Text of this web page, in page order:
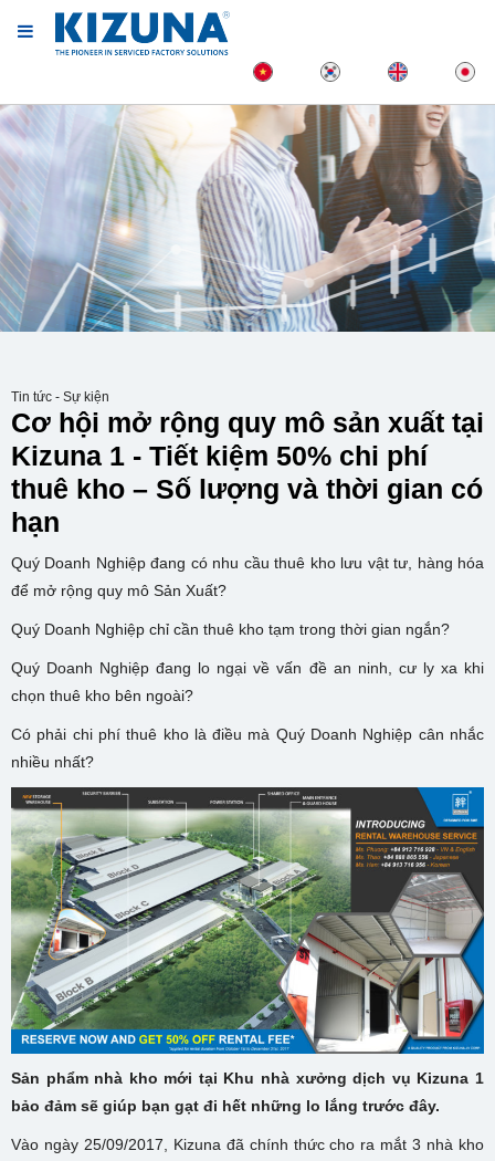
Tin tức - Sự kiện
Cơ hội mở rộng quy mô sản xuất tại
Kizuna 1 - Tiết kiệm 50% chi phí
thuê kho – Số lượng và thời gian có
hạn
Quý Doanh Nghiệp đang có nhu cầu thuê kho lưu vật tư, hàng hóa
để mở rộng quy mô Sản Xuất?
Quý Doanh Nghiệp chỉ cần thuê kho tạm trong thời gian ngắn?
Quý Doanh Nghiệp đang lo ngại về vấn đề an ninh, cư ly xa khi
chọn thuê kho bên ngoài?
Có phải chi phí thuê kho là điều mà Quý Doanh Nghiệp cân nhắc
nhiều nhất?
Sản phẩm nhà kho mới tại Khu nhà xưởng dịch vụ Kizuna 1
bảo đảm sẽ giúp bạn gạt đi hết những lo lắng trước đây.
Vào ngày 25/09/2017, Kizuna đã chính thức cho ra mắt 3 nhà kho